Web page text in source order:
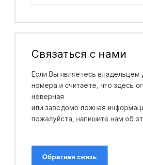
Связаться с нами
Если Вы являетесь владельцем
номера и считаете, что здесь
неверная
или заведомо ложная
пожалуйста, напишите нам об
Обратная связь